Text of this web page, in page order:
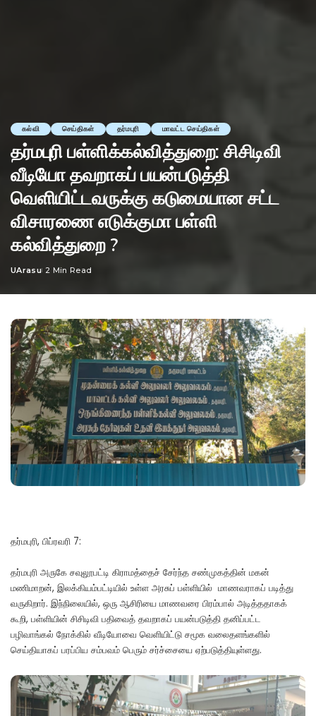
கல்வி செய்திகள் தர்மபுரி மாவட்ட செய்திகள்
தர்மபுரி பள்ளிக்கல்வித்துறை: சிசிடிவி
வீடியோ தவறாகப் பயன்படுத்தி
வெளியிட்டவருக்கு கடுமையான சட்ட
விசாரணை எடுக்குமா பள்ளி
கல்வித்துறை ?
Posted
UArasu 2 Min Read
தர்மபுரி, பிப்ரவரி 7:
தர்மபுரி அருகே சவுலூபட்டி கிராமத்தைச் சேர்ந்த சண்முகத்தின் மகன்
மணிமாறன், இலக்கியம்பட்டியில் உள்ள அரசுப் பள்ளியில் மாணவராகப் படித்து
வருகிறார். இந்நிலையில், ஒரு ஆசிரியை மாணவரை பிரம்பால் அடித்ததாகக்
கூறி, பள்ளியின் சிசிடிவி பதிவைத் தவறாகப் பயன்படுத்தி தனிப்பட்ட
பழிவாங்கல் நோக்கில் வீடியோவை வெளியிட்டு சமூக வலைதளங்களில்
செய்தியாகப் பரப்பிய சம்பவம் பெரும் சர்ச்சையை ஏற்படுத்தியுள்ளது.